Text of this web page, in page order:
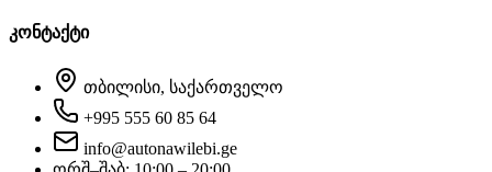
კონტაქტი
თბილისი, საქართველო
+995 555 60 85 64
info@autonawilebi.ge